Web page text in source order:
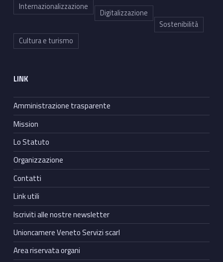
Internazionalizzazione
Digitalizzazione
Sostenibilità
Cultura e turismo
LINK
Amministrazione trasparente
Mission
Lo Statuto
Organizzazione
Contatti
Link utili
Iscriviti alle nostre newsletter
Unioncamere Veneto Servizi scarl
Area riservata organi